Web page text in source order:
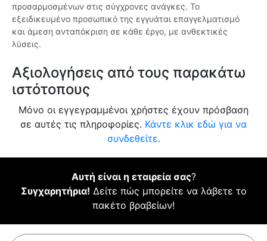
προσαρμοσμένων στις σύγχρονες ανάγκες. Το
εξειδικευμένο προσωπικό της εγγυάται επαγγελματισμό
και άμεση ανταπόκριση σε κάθε έργο, με ανθεκτικές
λύσεις.
Αξιολογήσεις από τους παρακάτω
ιστότοπους
Μόνο οι εγγεγραμμένοι χρήστες έχουν πρόσβαση
σε αυτές τις πληροφορίες. Κάντε κλικ εδώ για να
συνδεθείτε.
Αυτή είναι η εταιρεία σας?
Συγχαρητήρια! Δείτε πώς μπορείτε να λάβετε το
πακέτο βραβείων!